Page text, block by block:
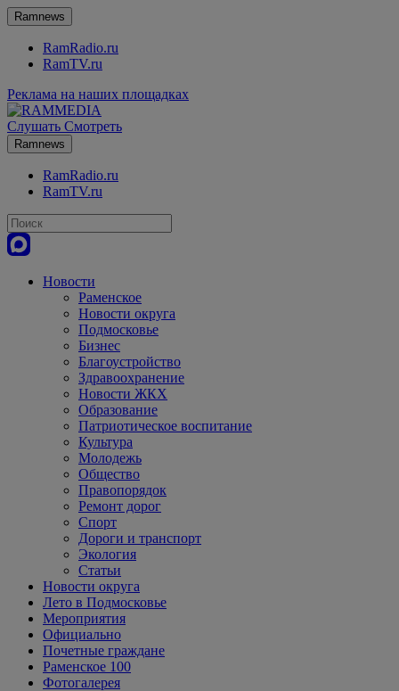
Ramnews
RamRadio.ru
RamTV.ru
Реклама на наших площадках
Слушать Смотреть
Ramnews
RamRadio.ru
RamTV.ru
Новости
Раменское
Новости округа
Подмосковье
Бизнес
Благоустройство
Здравоохранение
Новости ЖКХ
Образование
Патриотическое воспитание
Культура
Молодежь
Общество
Правопорядок
Ремонт дорог
Спорт
Дороги и транспорт
Экология
Статьи
Новости округа
Лето в Подмосковье
Мероприятия
Официально
Почетные граждане
Раменское 100
Фотогалерея